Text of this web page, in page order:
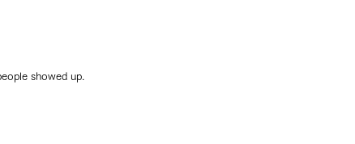
showed up.